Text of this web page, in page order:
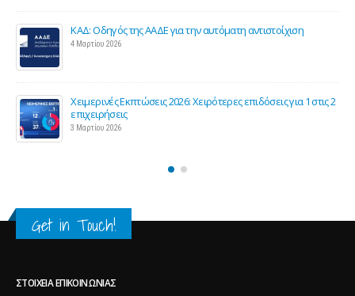
Παράταση της υποχρεωτικής έναρξης της ηλεκτρονικής
τιμολόγησης
Προς μείωση της προκαταβολής φόρου για επαγγελματίες
και επιχειρήσεις
25 Φεβρουαρίου 2026
Get in Touch!
ΣΤΟΙΧΕΊΑ ΕΠΙΚΟΙΝΩΝΊΑΣ